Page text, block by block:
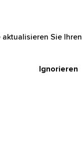
Sie Ihren
Ignorieren